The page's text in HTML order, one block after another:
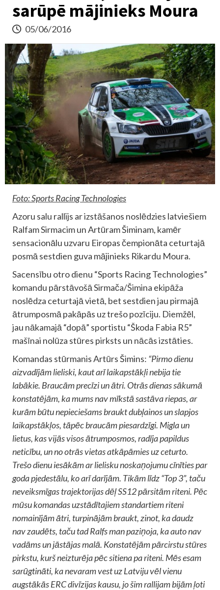
sarūpē mājinieks Moura
05/06/2016
Foto: Sports Racing Technologies
Azoru salu rallijs ar izstāšanos noslēdzies latviešiem
Ralfam Sirmacim un Artūram Šiminam, kamēr
sensacionālu uzvaru Eiropas čempionāta ceturtajā
posmā sestdien guva mājinieks Rikardu Moura.
Sacensību otro dienu “Sports Racing Technologies”
komandu pārstāvošā Sirmača/Šimina ekipāža
noslēdza ceturtajā vietā, bet sestdien jau pirmajā
ātrumposmā pakāpās uz trešo pozīciju. Diemžēl,
jau nākamajā “dopā” sportistu “Škoda Fabia R5”
mašīnai nolūza stūres pirksts un nācās izstāties.
Komandas stūrmanis Artūrs Šimins: “Pirmo dienu
aizvadījām lieliski, kaut arī laikapstākļi nebija tie
labākie. Braucām precīzi un ātri. Otrās dienas sākumā
konstatējām, ka mums nav mīkstā sastāva riepas, ar
kurām būtu nepieciešams braukt dubļainos un slapjos
laikapstākļos, tāpēc braucām piesardzīgi. Migla un
lietus, kas vijās visos ātrumposmos, radīja papildus
neticību, un no otrās vietas atkāpāmies uz ceturto.
Trešo dienu iesākām ar lielisku noskaņojumu cīnīties par
goda pjedestālu, ko arī darījām. Tikām līdz “Top 3”, taču
neveiksmīgas trajektorijas dēļ SS12 pārsitām riteni. Pēc
mūsu komandas uzstādītajiem standartiem riteni
nomainījām ātri, turpinājām braukt, zinot, ka daudz
nav zaudēts, taču tad Ralfs man paziņoja, ka auto nav
vadāms un jāstājas malā. Konstatējām pārcirstu stūres
pirkstu, kurš neizturēja pēc sitiena pa riteni. Mēs esam
sarūgtināti, ka nevaram vest uz Latviju vēl vienu
augstākās ERC divīzijas kausu, jo šim rallijam bijām ļoti